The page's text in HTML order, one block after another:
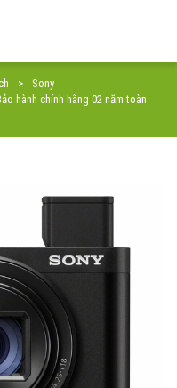
Sony
hành chính hãng 02 năm toàn